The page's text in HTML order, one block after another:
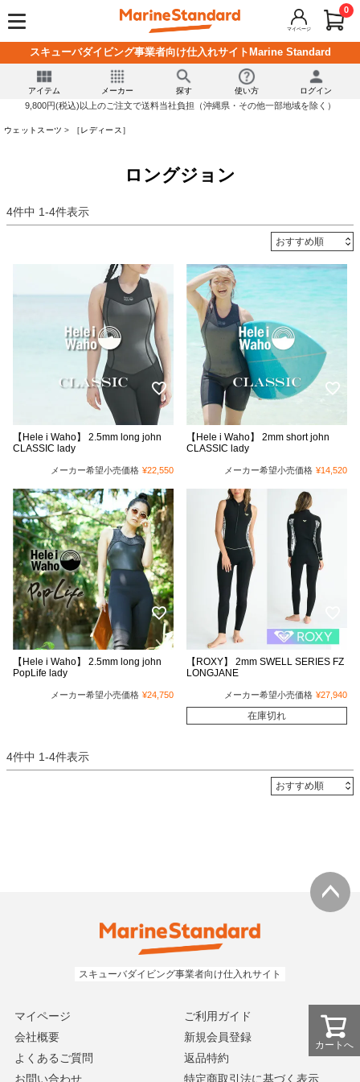
マイページ
0
スキューバダイビング事業者向け仕入れサイトMarine Standard
アイテム メーカー 探す 使い方 ログイン
9,800円(税込)以上のご注文で送料当社負担（沖縄県・その他一部地域を除く）
ウェットスーツ ［レディース］
ロングジョン
4件中 1-4件表示
【Hele i Waho】 2.5mm long john
CLASSIC lady
メーカー希望小売価格 ¥22,550
【Hele i Waho】 2mm short john
CLASSIC lady
メーカー希望小売価格 ¥14,520
【Hele i Waho】 2.5mm long john
PopLife lady
メーカー希望小売価格 ¥24,750
【ROXY】 2mm SWELL SERIES FZ
LONGJANE
メーカー希望小売価格 ¥27,940
在庫切れ
4件中 1-4件表示
カートへ
マイページ
ご利用ガイド
会社概要
新規会員登録
よくあるご質問
返品特約
お問い合わせ
特定商取引法に基づく表示